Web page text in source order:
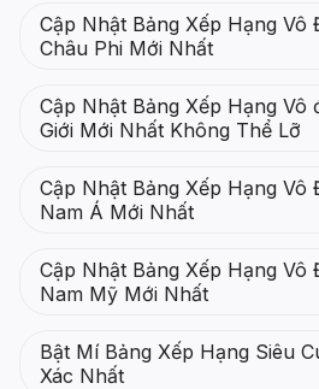
Cập Nhật Bảng Xếp Hạng Vô
Châu Phi Mới Nhất
Cập Nhật Bảng Xếp Hạng Vô
Giới Mới Nhất Không Thể Lỡ
Cập Nhật Bảng Xếp Hạng
Nam Á Mới Nhất
Cập Nhật Bảng Xếp Hạng Vô
Nam Mỹ Mới Nhất
Bật Mí Bảng Xếp Hạng Siêu
Xác Nhất